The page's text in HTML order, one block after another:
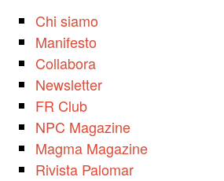
Chi siamo
Manifesto
Collabora
Newsletter
FR Club
NPC Magazine
Magma Magazine
Rivista Palomar